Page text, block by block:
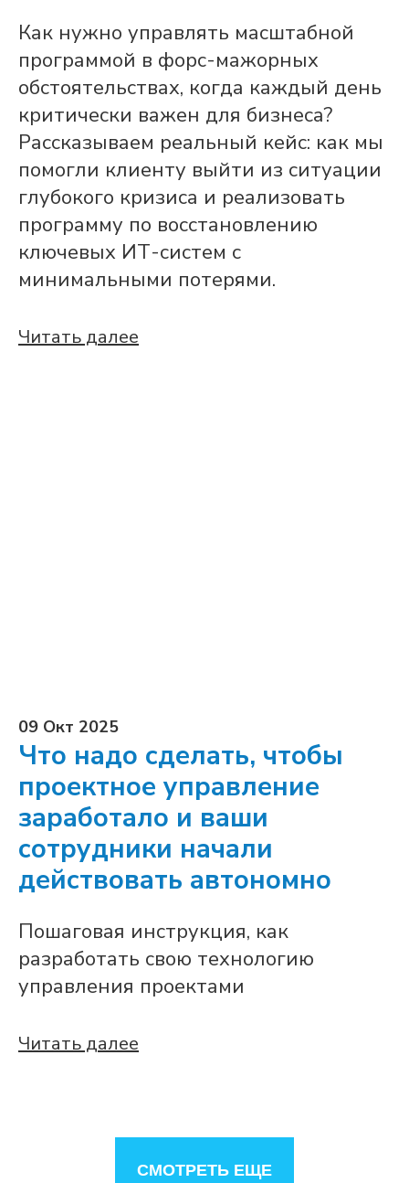
Как нужно управлять масштабной
программой в форс-мажорных
обстоятельствах, когда каждый день
критически важен для бизнеса?
Рассказываем реальный кейс: как мы
помогли клиенту выйти из ситуации
глубокого кризиса и реализовать
программу по восстановлению
ключевых ИТ-систем с
минимальными потерями.
Читать далее
09 Окт 2025
Что надо сделать, чтобы
проектное управление
заработало и ваши
сотрудники начали
действовать автономно
Пошаговая инструкция, как
разработать свою технологию
управления проектами
Читать далее
СМОТРЕТЬ ЕЩЕ